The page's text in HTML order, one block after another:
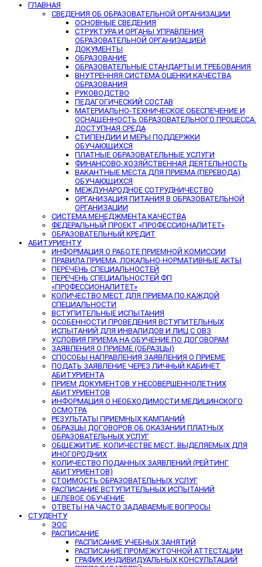
ГЛАВНАЯ
СВЕДЕНИЯ ОБ ОБРАЗОВАТЕЛЬНОЙ ОРГАНИЗАЦИИ
ОСНОВНЫЕ СВЕДЕНИЯ
СТРУКТУРА И ОРГАНЫ УПРАВЛЕНИЯ
ОБРАЗОВАТЕЛЬНОЙ ОРГАНИЗАЦИЕЙ
ДОКУМЕНТЫ
ОБРАЗОВАНИЕ
ОБРАЗОВАТЕЛЬНЫЕ СТАНДАРТЫ И ТРЕБОВАНИЯ
ВНУТРЕННЯЯ СИСТЕМА ОЦЕНКИ КАЧЕСТВА
ОБРАЗОВАНИЯ
РУКОВОДСТВО
ПЕДАГОГИЧЕСКИЙ СОСТАВ
МАТЕРИАЛЬНО-ТЕХНИЧЕСКОЕ ОБЕСПЕЧЕНИЕ И
ОСНАЩЕННОСТЬ ОБРАЗОВАТЕЛЬНОГО ПРОЦЕССА.
ДОСТУПНАЯ СРЕДА
СТИПЕНДИИ И МЕРЫ ПОДДЕРЖКИ
ОБУЧАЮЩИХСЯ
ПЛАТНЫЕ ОБРАЗОВАТЕЛЬНЫЕ УСЛУГИ
ФИНАНСОВО-ХОЗЯЙСТВЕННАЯ ДЕЯТЕЛЬНОСТЬ
ВАКАНТНЫЕ МЕСТА ДЛЯ ПРИЕМА (ПЕРЕВОДА)
ОБУЧАЮЩИХСЯ
МЕЖДУНАРОДНОЕ СОТРУДНИЧЕСТВО
ОРГАНИЗАЦИЯ ПИТАНИЯ В ОБРАЗОВАТЕЛЬНОЙ
ОРГАНИЗАЦИИ
СИСТЕМА МЕНЕДЖМЕНТА КАЧЕСТВА
ФЕДЕРАЛЬНЫЙ ПРОЕКТ «ПРОФЕССИОНАЛИТЕТ»
ОБРАЗОВАТЕЛЬНЫЙ КРЕДИТ
АБИТУРИЕНТУ
ИНФОРМАЦИЯ О РАБОТЕ ПРИЕМНОЙ КОМИССИИ
ПРАВИЛА ПРИЕМА, ЛОКАЛЬНО-НОРМАТИВНЫЕ АКТЫ
ПЕРЕЧЕНЬ СПЕЦИАЛЬНОСТЕЙ
ПЕРЕЧЕНЬ СПЕЦИАЛЬНОСТЕЙ ФП
«ПРОФЕССИОНАЛИТЕТ»
КОЛИЧЕСТВО МЕСТ ДЛЯ ПРИЕМА ПО КАЖДОЙ
СПЕЦИАЛЬНОСТИ
ВСТУПИТЕЛЬНЫЕ ИСПЫТАНИЯ
ОСОБЕННОСТИ ПРОВЕДЕНИЯ ВСТУПИТЕЛЬНЫХ
ИСПЫТАНИЙ ДЛЯ ИНВАЛИДОВ И ЛИЦ С ОВЗ
УСЛОВИЯ ПРИЕМА НА ОБУЧЕНИЕ ПО ДОГОВОРАМ
ЗАЯВЛЕНИЯ О ПРИЕМЕ (ОБРАЗЦЫ)
СПОСОБЫ НАПРАВЛЕНИЯ ЗАЯВЛЕНИЯ О ПРИЕМЕ
ПОДАТЬ ЗАЯВЛЕНИЕ ЧЕРЕЗ ЛИЧНЫЙ КАБИНЕТ
АБИТУРИЕНТА
ПРИЕМ ДОКУМЕНТОВ У НЕСОВЕРШЕННОЛЕТНИХ
АБИТУРИЕНТОВ
ИНФОРМАЦИЯ О НЕОБХОДИМОСТИ МЕДИЦИНСКОГО
ОСМОТРА
РЕЗУЛЬТАТЫ ПРИЕМНЫХ КАМПАНИЙ
ОБРАЗЦЫ ДОГОВОРОВ ОБ ОКАЗАНИИ ПЛАТНЫХ
ОБРАЗОВАТЕЛЬНЫХ УСЛУГ
ОБЩЕЖИТИЕ, КОЛИЧЕСТВЕ МЕСТ, ВЫДЕЛЯЕМЫХ ДЛЯ
ИНОГОРОДНИХ
КОЛИЧЕСТВО ПОДАННЫХ ЗАЯВЛЕНИЙ (РЕЙТИНГ
АБИТУРИЕНТОВ)
СТОИМОСТЬ ОБРАЗОВАТЕЛЬНЫХ УСЛУГ
РАСПИСАНИЕ ВСТУПИТЕЛЬНЫХ ИСПЫТАНИЙ
ЦЕЛЕВОЕ ОБУЧЕНИЕ
ОТВЕТЫ НА ЧАСТО ЗАДАВАЕМЫЕ ВОПРОСЫ
СТУДЕНТУ
ЭОС
РАСПИСАНИЕ
РАСПИСАНИЕ УЧЕБНЫХ ЗАНЯТИЙ
РАСПИСАНИЕ ПРОМЕЖУТОЧНОЙ АТТЕСТАЦИИ
ГРАФИК ИНДИВИДУАЛЬНЫХ КОНСУЛЬТАЦИЙ